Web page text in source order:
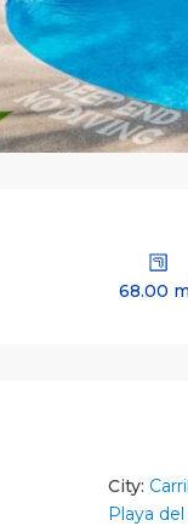
68.00 m
City:
Playa